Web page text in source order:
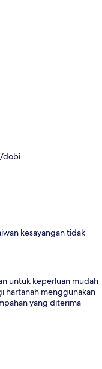
dobi
kesayangan tidak
untuk keperluan mudah
hartanah menggunakan
yang diterima